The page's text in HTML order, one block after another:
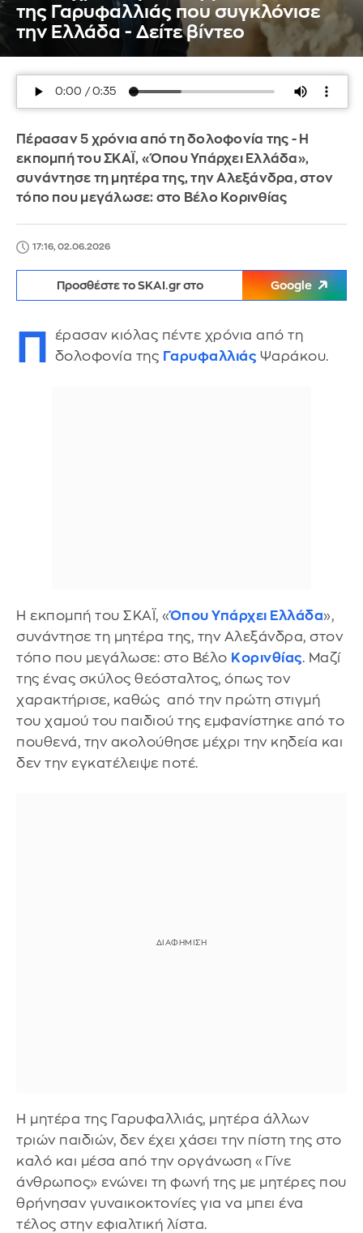
της Γαρυφαλλιάς που συγκλόνισε
την Ελλάδα - Δείτε βίντεο
Πέρασαν 5 χρόνια από τη δολοφονία της - Η
εκπομπή του ΣΚΑΪ, «Όπου Υπάρχει Ελλάδα»,
συνάντησε τη μητέρα της, την Αλεξάνδρα, στον
τόπο που μεγάλωσε: στο Βέλο Κορινθίας
17:16, 02.06.2026
Προσθέστε το SKAI.gr στο Google
Π
έρασαν κιόλας πέντε χρόνια από τη
δολοφονία της Γαρυφαλλιάς Ψαράκου.
Η εκπομπή του ΣΚΑΪ, «Όπου Υπάρχει Ελλάδα»,
συνάντησε τη μητέρα της, την Αλεξάνδρα, στον
τόπο που μεγάλωσε: στο Βέλο Κορινθίας. Μαζί
της ένας σκύλος θεόσταλτος, όπως τον
χαρακτήρισε, καθώς από την πρώτη στιγμή
του χαμού του παιδιού της εμφανίστηκε από το
πουθενά, την ακολούθησε μέχρι την κηδεία και
δεν την εγκατέλειψε ποτέ.
Η μητέρα της Γαρυφαλλιάς, μητέρα άλλων
τριών παιδιών, δεν έχει χάσει την πίστη της στο
καλό και μέσα από την οργάνωση «Γίνε
άνθρωπος» ενώνει τη φωνή της με μητέρες που
θρήνησαν γυναικοκτονίες για να μπει ένα
τέλος στην εφιαλτική λίστα.